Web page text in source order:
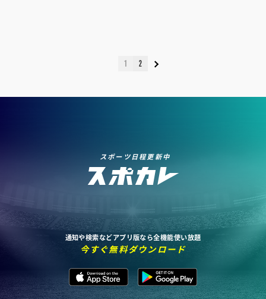
1 2
スポーツ日程更新中
通知や検索などアプリ版なら全機能使い放題
今すぐ無料ダウンロード